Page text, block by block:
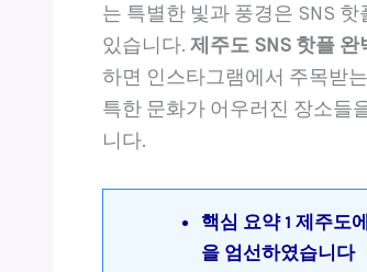
는 특별한 빛과 풍경은 SNS
있습니다. 제주도 SNS 핫플 완
하면 인스타그램에서 주목받
특한 문화가 어우러진 장소들
니다.
핵심 요약 1 제주도
을 엄선하였습니다